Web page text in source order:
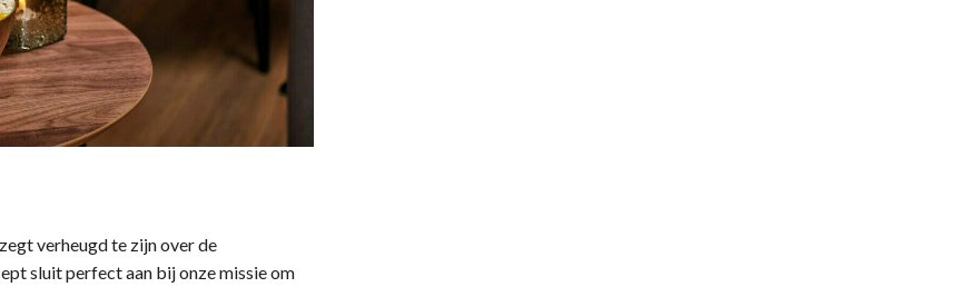
verheugd te zijn over de
sluit perfect aan bij onze missie om